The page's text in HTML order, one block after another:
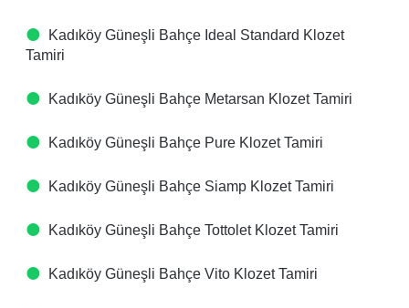
Kadıköy Güneşli Bahçe Ideal Standard Klozet
Tamiri
Kadıköy Güneşli Bahçe Metarsan Klozet Tamiri
Kadıköy Güneşli Bahçe Pure Klozet Tamiri
Kadıköy Güneşli Bahçe Siamp Klozet Tamiri
Kadıköy Güneşli Bahçe Tottolet Klozet Tamiri
Kadıköy Güneşli Bahçe Vito Klozet Tamiri